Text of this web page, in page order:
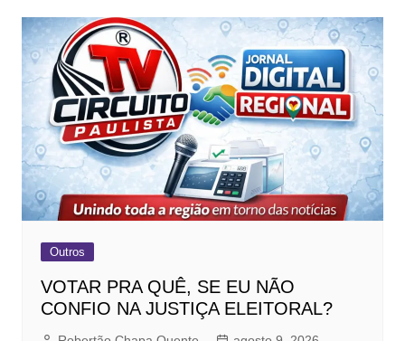
Outros
VOTAR PRA QUÊ, SE EU NÃO
CONFIO NA JUSTIÇA ELEITORAL?